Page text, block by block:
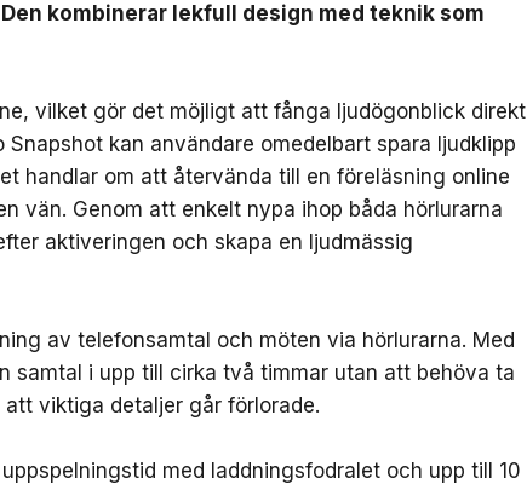
kombinerar lekfull design med teknik som
vilket gör det möjligt att fånga ljudögonblick direkt
kan användare omedelbart spara ljudklipp
handlar om att återvända till en föreläsning online
vän. Genom att enkelt nypa ihop båda hörlurarna
aktiveringen och skapa en ljudmässig
av telefonsamtal och möten via hörlurarna. Med
samtal i upp till cirka två timmar utan att behöva ta
viktiga detaljer går förlorade.
med laddningsfodralet och upp till 10